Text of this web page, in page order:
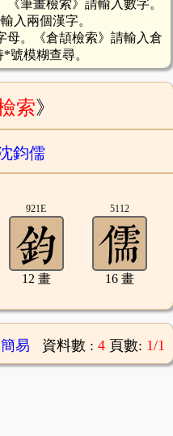
《筆畫檢索》請輸入數字。
入兩個漢字。
母。《倉頡檢索》請輸入倉
號模糊查尋。
索》
鈞儒
921E
12 畫
5112
16 畫
簡易 資料數 : 4 頁數: 1/1